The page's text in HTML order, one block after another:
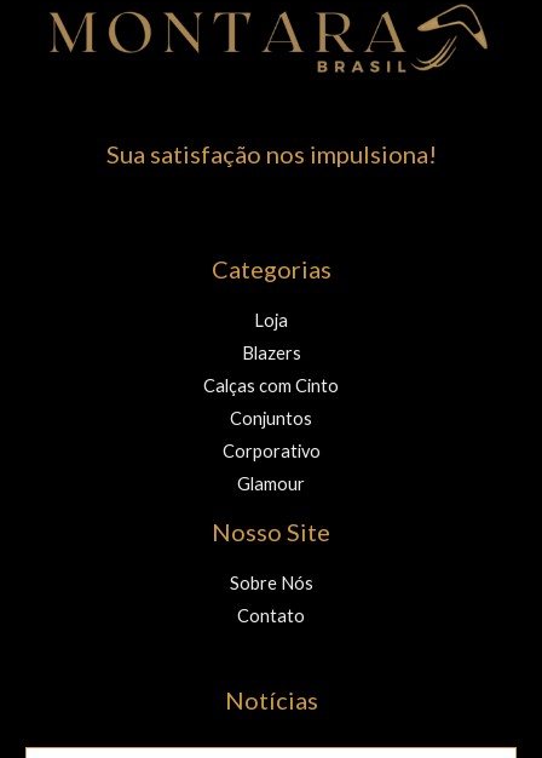
Sua satisfação nos impulsiona!
Categorias
Loja
Blazers
Calças com Cinto
Conjuntos
Corporativo
Glamour
Nosso Site
Sobre Nós
Contato
Notícias